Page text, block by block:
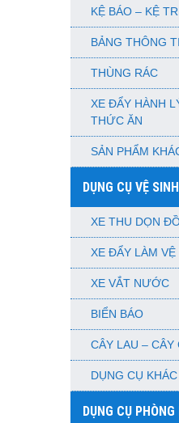
KỆ BÁO – KỆ
BẢNG THÔNG
THÙNG RÁC
XE ĐẨY HÀNH
THỨC ĂN
SẢN PHẨM
DỤNG CỤ VỆ SINH
XE THU DỌN
XE ĐẨY LÀM VỆ
XE VẮT NƯỚC
BIỂN BÁO
CÂY LAU –
DỤNG CỤ KHÁC
DỤNG CỤ